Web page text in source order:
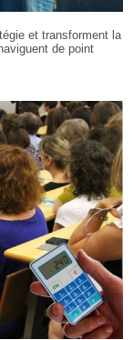
et transforment la
de point